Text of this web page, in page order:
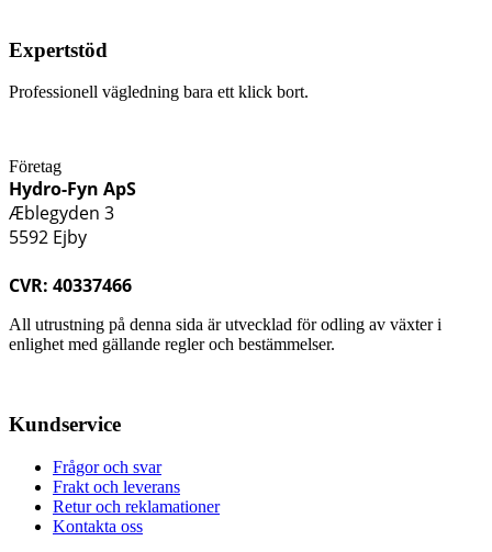
Expertstöd
Professionell vägledning bara ett klick bort.
Företag
Hydro-Fyn ApS
Æblegyden 3
5592 Ejby
CVR: 40337466
All utrustning på denna sida är utvecklad för odling av växter i
enlighet med gällande regler och bestämmelser.
Kundservice
Frågor och svar
Frakt och leverans
Retur och reklamationer
Kontakta oss